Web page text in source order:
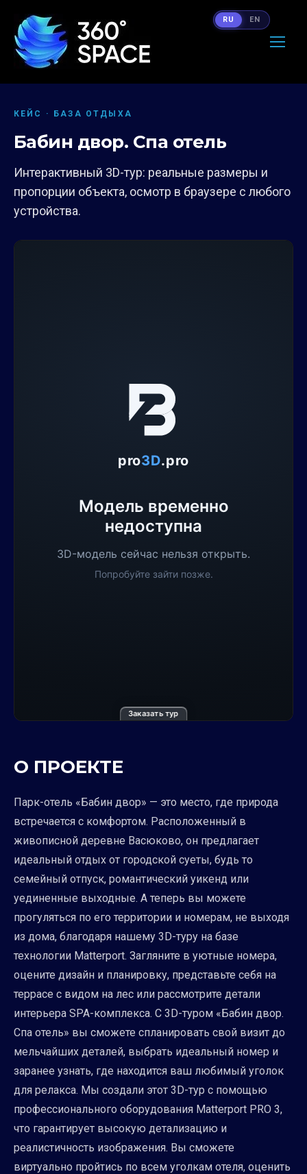
КЕЙС · БАЗА ОТДЫХА
Бабин двор. Спа отель
Интерактивный 3D-тур: реальные размеры и
пропорции объекта, осмотр в браузере с любого
устройства.
Заказать тур
О ПРОЕКТЕ
Парк-отель «Бабин двор» — это место, где природа
встречается с комфортом. Расположенный в
живописной деревне Васюково, он предлагает
идеальный отдых от городской суеты, будь то
семейный отпуск, романтический уикенд или
уединенные выходные. А теперь вы можете
прогуляться по его территории и номерам, не выходя
из дома, благодаря нашему 3D-туру на базе
технологии Matterport. Загляните в уютные номера,
оцените дизайн и планировку, представьте себя на
террасе с видом на лес или рассмотрите детали
интерьера SPA-комплекса. С 3D-туром «Бабин двор.
Спа отель» вы сможете спланировать свой визит до
мельчайших деталей, выбрать идеальный номер и
заранее узнать, где находится ваш любимый уголок
для релакса. Мы создали этот 3D-тур с помощью
профессионального оборудования Matterport PRO 3,
что гарантирует высокую детализацию и
реалистичность изображения. Вы сможете
виртуально пройтись по всем уголкам отеля, оценить
RU EN